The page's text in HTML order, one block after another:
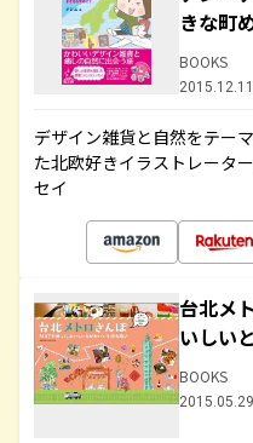
きな町
BOOKS
デザイン雑貨と自然をテー
た北欧好きイラストレータ
セイ
台北メ
いしい
BOOKS